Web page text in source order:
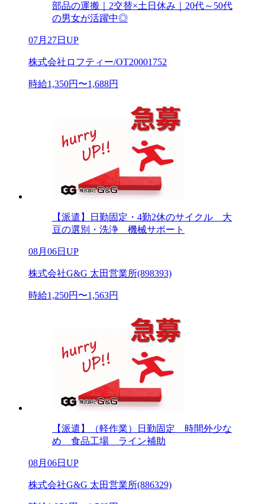
部品の運搬｜2交替×土日休み｜20代～50代
の男女が活躍中◎
07月27日UP
株式会社ロフティー/OT20001752
時給1,350円〜1,688円
【派遣】日勤固定・4勤2休のサイクル 大
豆の選別・洗浄 機械サポート
08月06日UP
株式会社G&G 太田営業所(898393)
時給1,250円〜1,563円
【派遣】（軽作業）日勤固定 時間外少な
め 食品工場 ライン補助
08月06日UP
株式会社G&G 太田営業所(886329)